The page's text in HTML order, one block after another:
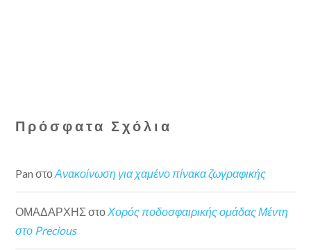
Πρόσφατα Σχόλια
Pan στοΑνακοίνωση για χαμένο πίνακα ζωγραφικής
ΟΜΑΔΑΡΧΗΣ στοΧορός ποδοσφαιρικής ομάδας Μέντη
στο Precious